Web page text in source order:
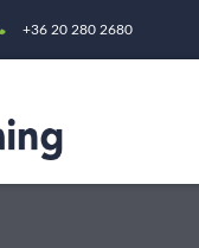
+36 20 280 2680